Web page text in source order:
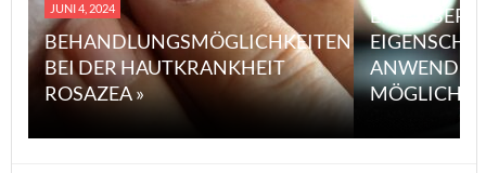
JUNI 4, 2024
BEHANDLUNGSMÖGLICHKEITEN
BEI DER HAUTKRANKHEIT
ROSAZEA »
EINE
MÖGLICHE